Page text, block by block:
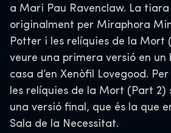
a Mari Pau Ravenclaw. La
originalment per Miraphora
Potter i les relíquies de la Mort
veure una primera versió en un
casa d’en Xenòfil Lovegood.
les relíquies de la Mort (Part 2)
una versió final, que és la que
Sala de la Necessitat.